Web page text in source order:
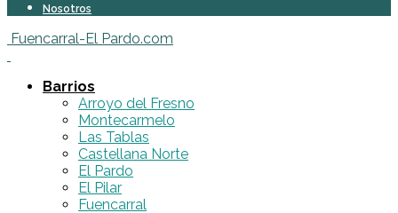
Nosotros
Fuencarral-El Pardo.com
Barrios
Arroyo del Fresno
Montecarmelo
Las Tablas
Castellana Norte
El Pardo
El Pilar
Fuencarral